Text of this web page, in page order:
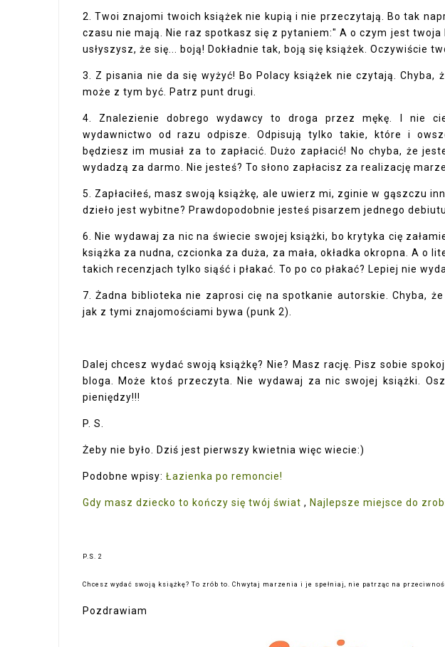
2. Twoi znajomi twoich książek nie kupią i nie przeczytają. Bo tak
czasu nie mają. Nie raz spotkasz się z pytaniem:" A o czym jest twoja
usłyszysz, że się... boją! Dokładnie tak, boją się książek. Oczywiście
3. Z pisania nie da się wyżyć! Bo Polacy książek nie czytają. Chyba,
może z tym być. Patrz punt drugi.
4. Znalezienie dobrego wydawcy to droga przez mękę. I nie
wydawnictwo od razu odpisze. Odpisują tylko takie, które i
będziesz im musiał za to zapłacić. Dużo zapłacić! No chyba, że
wydadzą za darmo. Nie jesteś? To słono zapłacisz za realizację
5. Zapłaciłeś, masz swoją książkę, ale uwierz mi, zginie w gąszczu
dzieło jest wybitne? Prawdopodobnie jesteś pisarzem jednego
6. Nie wydawaj za nic na świecie swojej książki, bo krytyka cię
książka za nudna, czcionka za duża, za mała, okładka okropna. A o
takich recenzjach tylko siąść i płakać. To po co płakać? Lepiej nie
7. Żadna biblioteka nie zaprosi cię na spotkanie autorskie. Chyba,
jak z tymi znajomościami bywa (punk 2).
Dalej chcesz wydać swoją książkę? Nie? Masz rację. Pisz sobie
bloga. Może ktoś przeczyta. Nie wydawaj za nic swojej książki.
pieniędzy!!!
P. S.
Żeby nie było. Dziś jest pierwszy kwietnia więc wiecie:)
Podobne wpisy: Łazienka po remoncie!
Gdy masz dziecko to kończy się twój świat , Najlepsze miejsce do
P.S. 2
Chcesz wydać swoją książkę? To zrób to. Chwytaj marzenia i je spełniaj, nie patrząc na
Pozdrawiam